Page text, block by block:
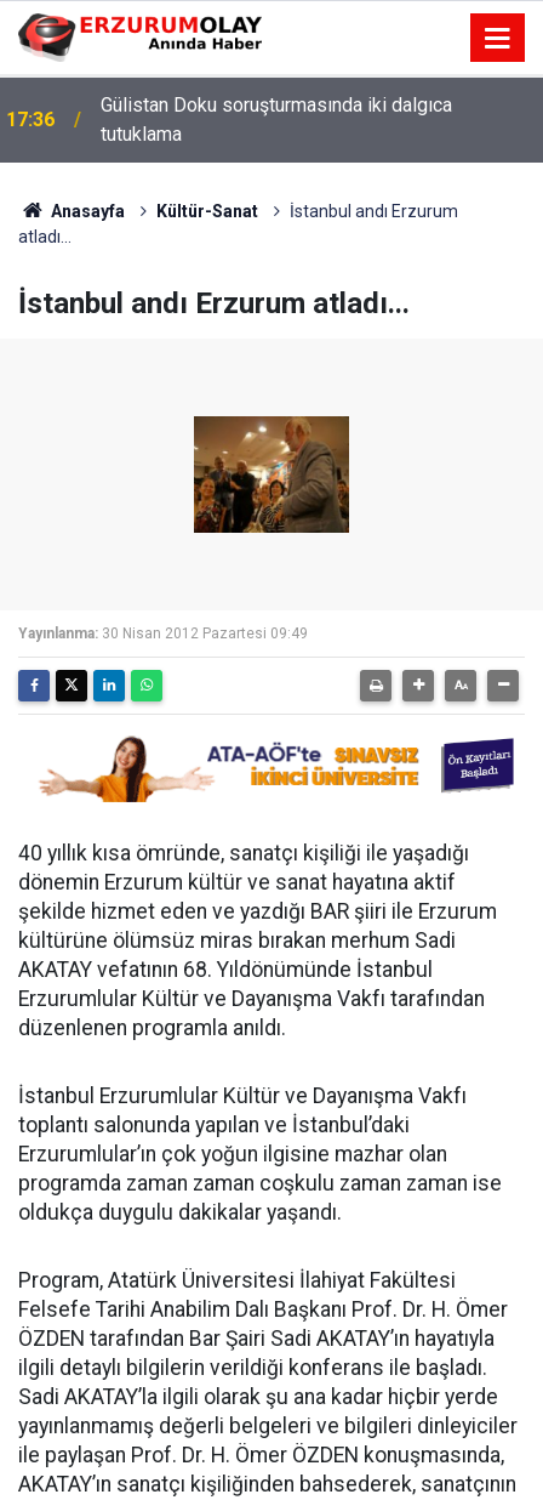
17:36
Gülistan Doku soruşturmasında iki dalgıca
tutuklama
Anasayfa Kültür-Sanat
İstanbul andı Erzurum
atladı...
İstanbul andı Erzurum atladı...
Yayınlanma: 30 Nisan 2012 Pazartesi 09:49
40 yıllık kısa ömründe, sanatçı kişiliği ile yaşadığı
dönemin Erzurum kültür ve sanat hayatına aktif
şekilde hizmet eden ve yazdığı BAR şiiri ile Erzurum
kültürüne ölümsüz miras bırakan merhum Sadi
AKATAY vefatının 68. Yıldönümünde İstanbul
Erzurumlular Kültür ve Dayanışma Vakfı tarafından
düzenlenen programla anıldı.
İstanbul Erzurumlular Kültür ve Dayanışma Vakfı
toplantı salonunda yapılan ve İstanbul’daki
Erzurumlular’ın çok yoğun ilgisine mazhar olan
programda zaman zaman coşkulu zaman zaman ise
oldukça duygulu dakikalar yaşandı.
Program, Atatürk Üniversitesi İlahiyat Fakültesi
Felsefe Tarihi Anabilim Dalı Başkanı Prof. Dr. H. Ömer
ÖZDEN tarafından Bar Şairi Sadi AKATAY’ın hayatıyla
ilgili detaylı bilgilerin verildiği konferans ile başladı.
Sadi AKATAY’la ilgili olarak şu ana kadar hiçbir yerde
yayınlanmamış değerli belgeleri ve bilgileri dinleyiciler
ile paylaşan Prof. Dr. H. Ömer ÖZDEN konuşmasında,
AKATAY’ın sanatçı kişiliğinden bahsederek, sanatçının